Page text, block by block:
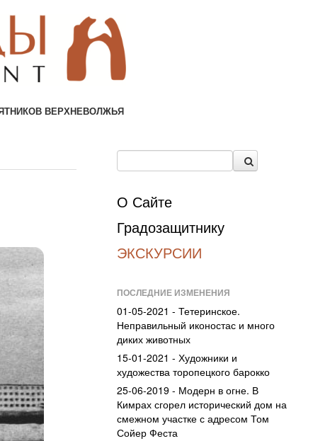
ВЕРХНЕВОЛЖЬЯ
О Сайте
Градозащитнику
ЭКСКУРСИИ
ПОСЛЕДНИЕ ИЗМЕНЕНИЯ
01-05-2021 - Тетеринское.
Неправильный иконостас и много
диких животных
15-01-2021 - Художники и
художества торопецкого барокко
25-06-2019 - Модерн в огне. В
Кимрах сгорел исторический дом на
смежном участке с адресом Том
Сойер Феста